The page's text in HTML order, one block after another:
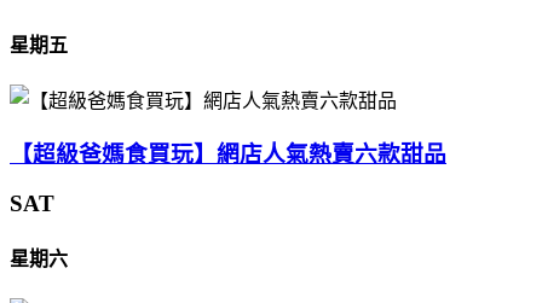
星期五
【超級爸媽食買玩】網店人氣熱賣六款甜品
SAT
星期六